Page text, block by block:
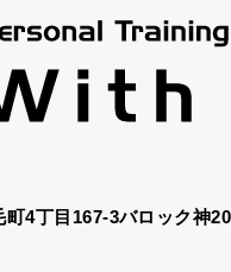
4丁目167-3バロック神